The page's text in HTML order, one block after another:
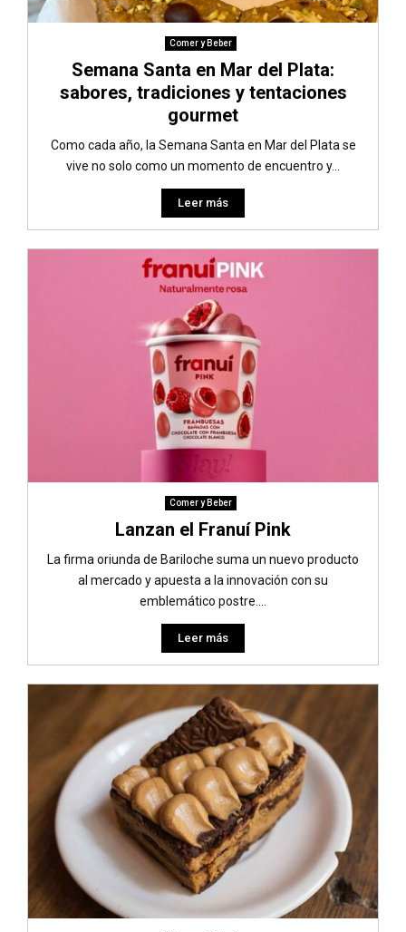
Comer y Beber
Semana Santa en Mar del Plata:
sabores, tradiciones y tentaciones
gourmet
Como cada año, la Semana Santa en Mar del Plata se
vive no solo como un momento de encuentro y...
Leer más
Comer y Beber
Lanzan el Franuí Pink
La firma oriunda de Bariloche suma un nuevo producto
al mercado y apuesta a la innovación con su
emblemático postre....
Leer más